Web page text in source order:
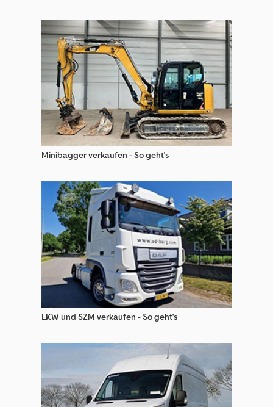
Minibagger verkaufen - So geht's
LKW und SZM verkaufen - So geht's